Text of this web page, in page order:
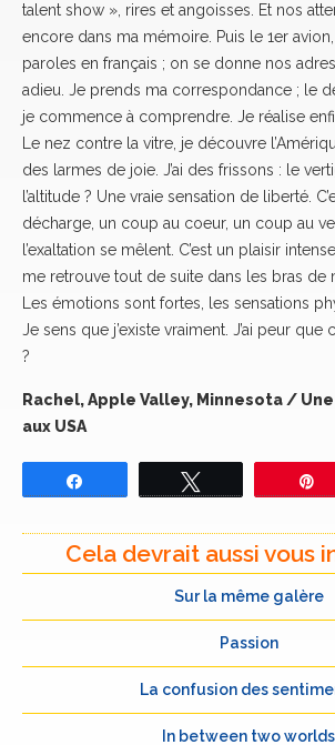
talent show », rires et angoisses. Et nos
encore dans ma mémoire. Puis le 1er
paroles en français ; on se donne nos
adieu. Je prends ma correspondance ; le
je commence à comprendre. Je réalise
Le nez contre la vitre, je découvre
des larmes de joie. J’ai des frissons : le
l’altitude ? Une vraie sensation de liberté.
décharge, un coup au coeur, un coup au
l’exaltation se mêlent. C’est un plaisir
me retrouve tout de suite dans les bras de
Les émotions sont fortes, les sensations
Je sens que j’existe vraiment. J’ai peur que
?
Rachel, Apple Valley, Minnesota /
aux USA
Cela devrait aussi vous
Sur la même galère
Passion
La confusion des
In between two worlds